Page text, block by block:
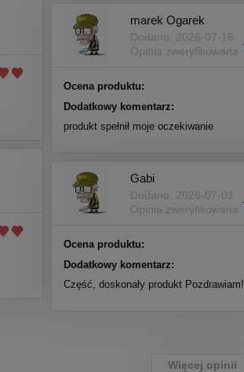
marek Ogarek
Dodano: 2026-07-16
Opinia zweryfikowana
Ocena produktu:
Dodatkowy komentarz:
produkt spełnił moje oczekiwanie
Gabi
Dodano: 2026-07-01
Opinia zweryfikowana
Ocena produktu:
Dodatkowy komentarz:
Część, doskonały produkt Pozdrawiam!
Więcej opinii